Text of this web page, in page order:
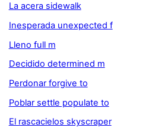
La acera sidewalk
Inesperada unexpected f
Lleno full m
Decidido determined m
Perdonar forgive to
Poblar settle populate to
El rascacielos skyscraper